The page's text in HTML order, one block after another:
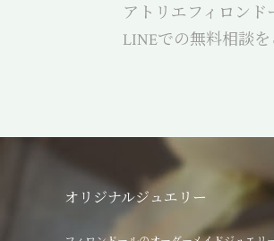
アトリエフィロンド
LINEでの無料相談を
オリジナルジュエリー